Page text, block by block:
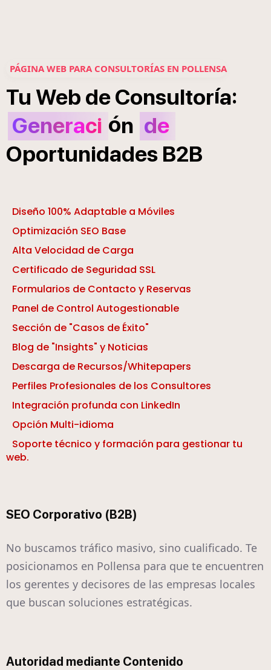
PÁGINA WEB PARA CONSULTORÍAS EN POLLENSA
Tu Web deConsultoría:
Generaci ón de
Oportunidades B2B
Diseño 100% Adaptable a Móviles
Optimización SEO Base
Alta Velocidad de Carga
Certificado de Seguridad SSL
Formularios de Contacto y Reservas
Panel de Control Autogestionable
Sección de "Casos de Éxito"
Blog de "Insights" y Noticias
Descarga de Recursos/Whitepapers
Perfiles Profesionales de los Consultores
Integración profunda con LinkedIn
Opción Multi-idioma
Soporte técnico y formación para gestionar tu
web.
SEO Corporativo (B2B)
No buscamos tráfico masivo, sino cualificado. Te
posicionamos en Pollensa para que te encuentren
los gerentes y decisores de las empresas locales
que buscan soluciones estratégicas.
Autoridad mediante Contenido